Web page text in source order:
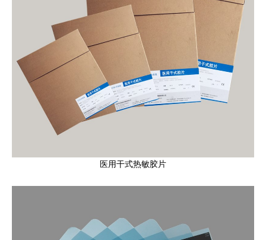
医用干式热敏胶片